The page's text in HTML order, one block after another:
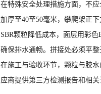
在特殊安全处理措施方面，不
加厚至40至50毫米，攀爬架正
SBR颗粒降低成本，面层用彩
确保排水通畅。拼接处必须平
在施工与验收环节，颗粒与胶
应商提供第三方检测报告和相关